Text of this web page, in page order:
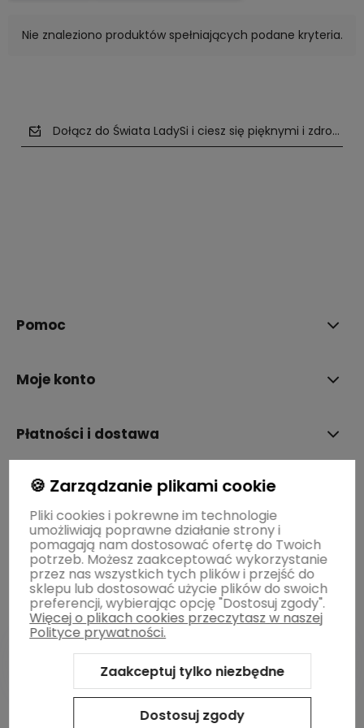
Nie znaleziono produktów spełniających podane kryteria.
Dołącz do Świata LadySi i ciesz się pięknymi i
Pomoc
Moje konto
Płatności i dostawa
Informacje
O nas
Sklep internetowy Shoper Premium
Szablon Shoper Modern
3.0™od GrowCommerce
🍪 Zarządzanie plikami cookie
Pliki cookies i pokrewne im technologie
umożliwiają poprawne działanie strony i
pomagają nam dostosować ofertę do Twoich
potrzeb. Możesz zaakceptować wykorzystanie
przez nas wszystkich tych plików i przejść do
sklepu lub dostosować użycie plików do swoich
preferencji, wybierając opcję "Dostosuj zgody".
Więcej o plikach cookies przeczytasz w naszej
Polityce prywatności.
Zaakceptuj tylko niezbędne
Dostosuj zgody